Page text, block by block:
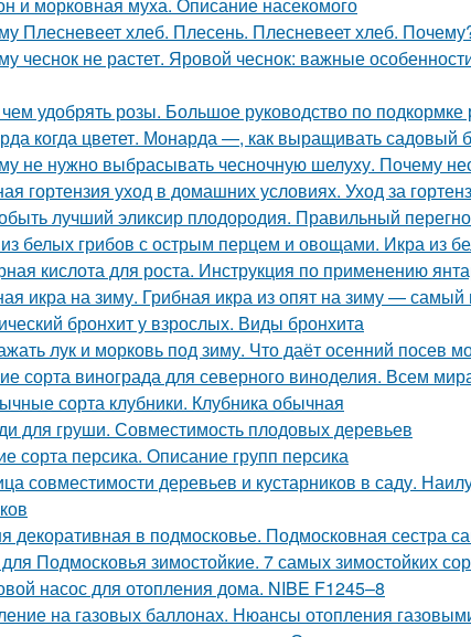
Плесневеет хлеб. Плесень. Плесневеет хлеб.
чеснок не растет. Яровой чеснок: важные
удобрять розы. Большое руководство по подкормке
когда цветет. Монарда —, как выращивать садовый
не нужно выбрасывать чесночную шелуху. Почему
гортензия уход в домашних условиях. Уход за
лучший эликсир плодородия. Правильный
белых грибов с острым перцем и овощами. Икра из
кислота для роста. Инструкция по применению
икра на зиму. Грибная икра из опят на зиму — самый
бронхит у взрослых. Виды бронхита
лук и морковь под зиму. Что даёт осенний посев
сорта винограда для северного виноделия. Всем
сорта клубники. Клубника обычная
для груши. Совместимость плодовых деревьев
сорта персика. Описание групп персика
совместимости деревьев и кустарников в саду.
декоративная в подмосковье. Подмосковная сестра
Подмосковья зимостойкие. 7 самых зимостойких
насос для отопления дома. NIBE F1245–8
на газовых баллонах. Нюансы отопления